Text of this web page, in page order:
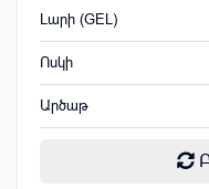
Լարի (GEL)
Ոսկի
Արծաթ